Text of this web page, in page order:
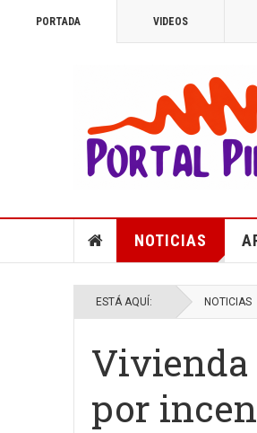
PORTADA VIDEOS
NOTICIAS
ESTÁ AQUÍ: NOTICIAS
por